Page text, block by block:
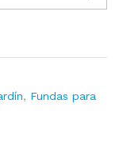
, Fundas para